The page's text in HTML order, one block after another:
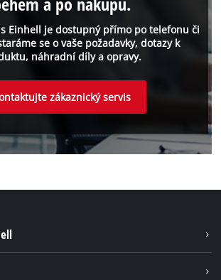
Einhell je dostupný přímo po telefonu či
se o vaše požadavky, dotazy k
náhradní díly a opravy.
zákaznický servis